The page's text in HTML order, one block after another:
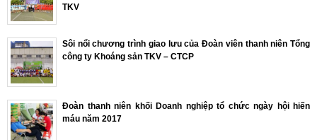
TKV
Sôi nổi chương trình giao lưu của Đoàn viên thanh niên Tổng
công ty Khoáng sản TKV – CTCP
Đoàn thanh niên khối Doanh nghiệp tổ chức ngày hội hiến
máu năm 2017